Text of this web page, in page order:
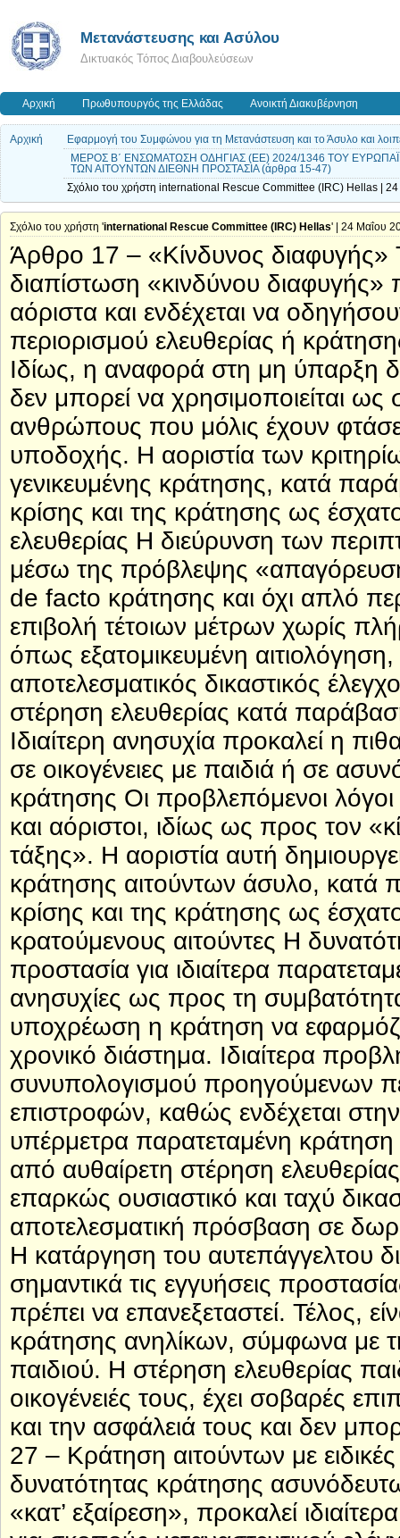
Μετανάστευσης και Ασύλου
Δικτυακός Τόπος Διαβουλεύσεων
Αρχική Πρωθυπουργός της Ελλάδας Ανοικτή Διακυβέρνηση
Αρχική
Εφαρμογή του Συμφώνου για τη Μετανάστευση και το Άσυλο και
ΜΕΡΟΣ Β΄ ΕΝΣΩΜΑΤΩΣΗ ΟΔΗΓΙΑΣ (ΕΕ) 2024/1346 ΤΟΥ
ΤΩΝ ΑΙΤΟΥΝΤΩΝ ΔΙΕΘΝΗ ΠΡΟΣΤΑΣΙΑ (άρθρα 15-47)
Σχόλιο του χρήστη international Rescue Committee (IRC) Hellas |
Σχόλιο του χρήστη 'international Rescue Committee (IRC) Hellas' | 24 Μαΐου
Άρθρο 17 – «Κίνδυνος διαφυγής»
διαπίστωση «κινδύνου διαφυγής»
αόριστα και ενδέχεται να
περιορισμού ελευθερίας ή
Ιδίως, η αναφορά στη μη ύπαρξη
δεν μπορεί να χρησιμοποιείται ως
ανθρώπους που μόλις έχουν
υποδοχής. Η αοριστία των
γενικευμένης κράτησης, κατά
κρίσης και της κράτησης ως
ελευθερίας Η διεύρυνση των
μέσω της πρόβλεψης
de facto κράτησης και όχι απλό
επιβολή τέτοιων μέτρων χωρίς
όπως εξατομικευμένη
αποτελεσματικός δικαστικός
στέρηση ελευθερίας κατά
Ιδιαίτερη ανησυχία προκαλεί η
σε οικογένειες με παιδιά ή σε
κράτησης Οι προβλεπόμενοι
και αόριστοι, ιδίως ως προς τον
τάξης». Η αοριστία αυτή
κράτησης αιτούντων άσυλο, κατά
κρίσης και της κράτησης ως
κρατούμενους αιτούντες Η
προστασία για ιδιαίτερα
ανησυχίες ως προς τη
υποχρέωση η κράτηση να
χρονικό διάστημα. Ιδιαίτερα
συνυπολογισμού προηγούμενων
επιστροφών, καθώς ενδέχεται
υπέρμετρα παρατεταμένη κράτηση
από αυθαίρετη στέρηση
επαρκώς ουσιαστικό και ταχύ
αποτελεσματική πρόσβαση σε
Η κατάργηση του αυτεπάγγελτου
σημαντικά τις εγγυήσεις
πρέπει να επανεξεταστεί. Τέλος,
κράτησης ανηλίκων, σύμφωνα με
παιδιού. Η στέρηση ελευθερίας
οικογένειές τους, έχει σοβαρές
και την ασφάλειά τους και δεν
27 – Κράτηση αιτούντων με
δυνατότητας κράτησης
«κατ’ εξαίρεση», προκαλεί